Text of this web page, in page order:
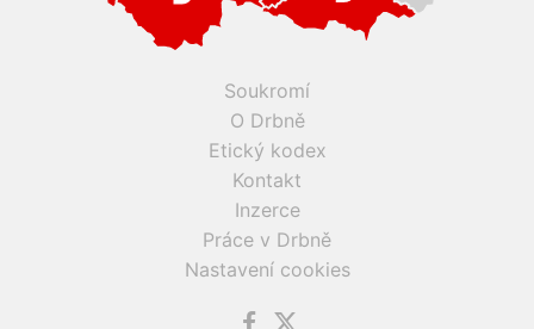
Soukromí
O Drbně
Etický kodex
Kontakt
Inzerce
Práce v Drbně
Nastavení cookies